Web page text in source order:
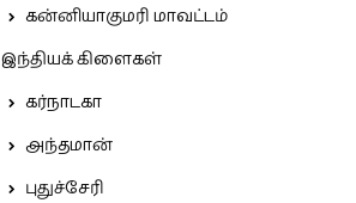
கன்னியாகுமரி மாவட்டம்
இந்தியக் கிளைகள்
கர்நாடகா
அந்தமான்
புதுச்சேரி